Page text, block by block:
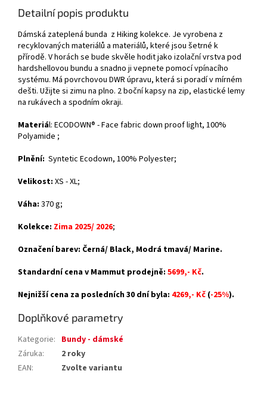
Detailní popis produktu
Dámská zateplená bunda z Hiking kolekce. Je vyrobena z
recyklovaných materiálů a materiálů, které jsou šetrné k
přírodě. V horách se bude skvěle hodit jako izolační vrstva pod
hardshellovou bundu a snadno ji vepnete pomocí vpínacího
systému. Má povrchovou DWR úpravu, která si poradí v mírném
dešti. Užijte si zimu na plno. 2 boční kapsy na zip, elastické lemy
na rukávech a spodním okraji.
Materiál: ECODOWN® - Face fabric down proof light, 100%
Polyamide ;
Plnění: Syntetic Ecodown, 100% Polyester;
Velikost: XS - XL;
Váha: 370 g;
Kolekce: Zima 2025/ 2026;
Označení barev: Černá/ Black, Modrá tmavá/ Marine.
Standardní cena v Mammut prodejně: 5699,- Kč.
Nejnižší cena za posledních 30 dní byla: 4269,- Kč (-25%).
Doplňkové parametry
Kategorie: Bundy - dámské
Záruka:
2 roky
EAN: Zvolte variantu